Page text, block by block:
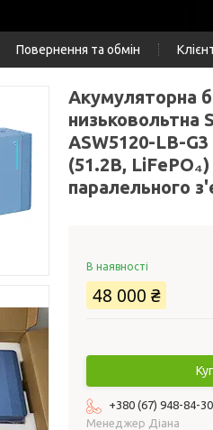
Повернення та обмін
Акумуляторна
низьковольтна
ASW5120-LB-
(51.2В,
паралельного
В наявності
48 000 ₴
+380 (67) 948-84-30
Менеджер Діана